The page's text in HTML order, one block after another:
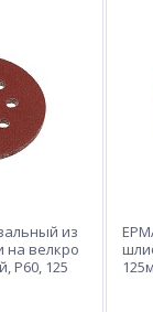
из
на велкро
P60, 125